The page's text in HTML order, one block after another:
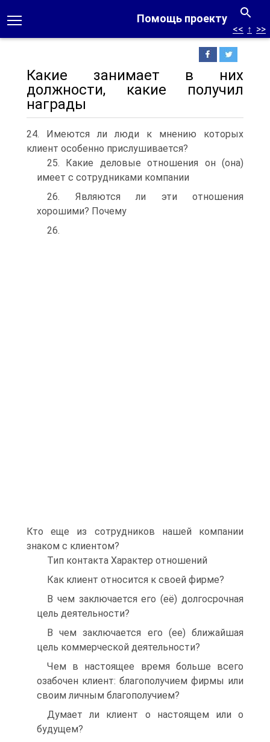
Помощь проекту
<< ↑ >>
Какие занимает в них
должности, какие получил
награды
24. Имеются ли люди к мнению которых
клиент особенно прислушивается?
25. Какие деловые отношения он (она)
имеет с сотрудниками компании
26. Являются ли эти отношения
хорошими? Почему
26.
Кто еще из сотрудников нашей компании
знаком с клиентом?
Тип контакта Характер отношений
Как клиент относится к своей фирме?
В чем заключается его (её) долгосрочная
цель деятельности?
В чем заключается его (ее) ближайшая
цель коммерческой деятельности?
Чем в настоящее время больше всего
озабочен клиент: благополучием фирмы или
своим личным благополучием?
Думает ли клиент о настоящем или о
будущем?